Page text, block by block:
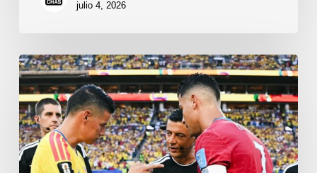
julio 4, 2026
Colombia
y
Portugal
empataron
0-
0
en